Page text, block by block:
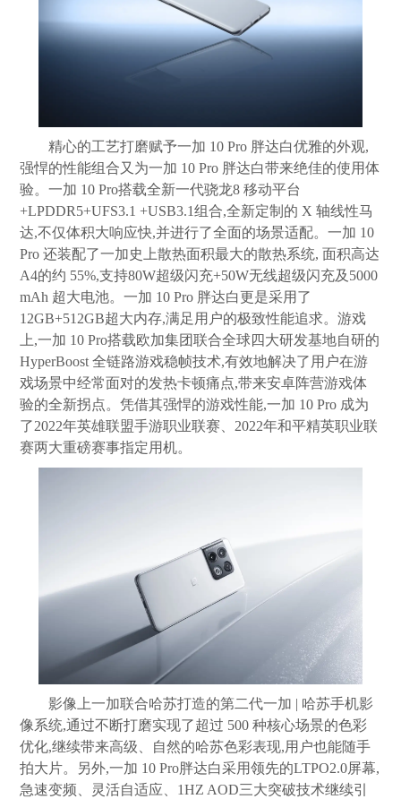
精心的工艺打磨赋予一加 10 Pro 胖达白优雅的外观,
强悍的性能组合又为一加 10 Pro 胖达白带来绝佳的使用体
验。一加 10 Pro搭载全新一代骁龙8 移动平台
+LPDDR5+UFS3.1 +USB3.1组合,全新定制的 X 轴线性马
达,不仅体积大响应快,并进行了全面的场景适配。一加 10
Pro 还装配了一加史上散热面积最大的散热系统, 面积高达
A4的约 55%,支持80W超级闪充+50W无线超级闪充及5000
mAh 超大电池。一加 10 Pro 胖达白更是采用了
12GB+512GB超大内存,满足用户的极致性能追求。游戏
上,一加 10 Pro搭载欧加集团联合全球四大研发基地自研的
HyperBoost 全链路游戏稳帧技术,有效地解决了用户在游
戏场景中经常面对的发热卡顿痛点,带来安卓阵营游戏体
验的全新拐点。凭借其强悍的游戏性能,一加 10 Pro 成为
了2022年英雄联盟手游职业联赛、2022年和平精英职业联
赛两大重磅赛事指定用机。
影像上一加联合哈苏打造的第二代一加 | 哈苏手机影
像系统,通过不断打磨实现了超过 500 种核心场景的色彩
优化,继续带来高级、自然的哈苏色彩表现,用户也能随手
拍大片。另外,一加 10 Pro胖达白采用领先的LTPO2.0屏幕,
急速变频、灵活自适应、1HZ AOD三大突破技术继续引